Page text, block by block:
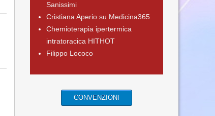
Sanissimi
Cristiana Aperio su Medicina365
Chemioterapia ipertermica
intratoracica HITHOT
Filippo Lococo
CONVENZIONI